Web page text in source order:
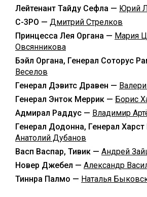
Лейтенант Тайду Сефла — Юрий
C-3PO — Дмитрий Стрелков
Принцесса Лея Органа — Мария
Овсянникова
Бэйл Органа, Генерал Соторус
Веселов
Генерал Дэвитс Дравен —
Генерал Энток Меррик — Борис
Адмирал Раддус — Владимир
Генерал Додонна, Генерал
Анатолий Дубанов
Васп Васпар, Тивик — Андрей
Новер Джебел — Александр
Тиннра Палмо — Наталья